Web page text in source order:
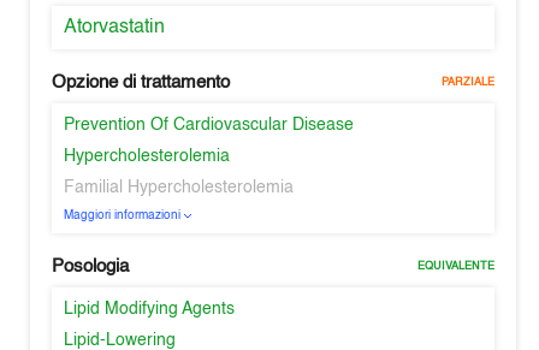
Atorvastatin
Opzione di trattamento PARZIALE
Prevention Of Cardiovascular Disease
Hypercholesterolemia
Familial Hypercholesterolemia
Maggiori informazioni
Posologia EQUIVALENTE
Lipid Modifying Agents
Lipid-Lowering